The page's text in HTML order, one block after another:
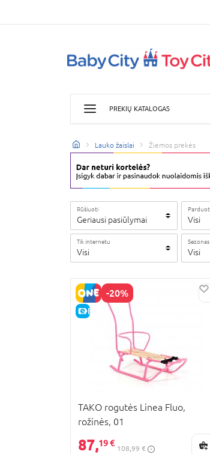
PREKIŲ KATALOGAS
Lauko žaislai Žiemos prekės
Rūšiuoti
Geriausi pasiūlymai Visi
Tik internetu
Visi
Sezonas
Visi
-20%
E-KAINA
TAKO rogutės Linea Fluo,
rožinės, 01
87,19 €
108,99 €